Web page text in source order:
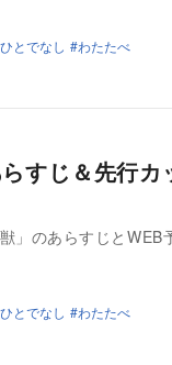
とでなし わたたべ
すじ＆先行カ
」のあらすじとWEB
とでなし わたたべ